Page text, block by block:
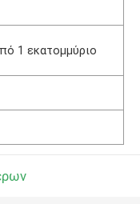
1 εκατομμύριο